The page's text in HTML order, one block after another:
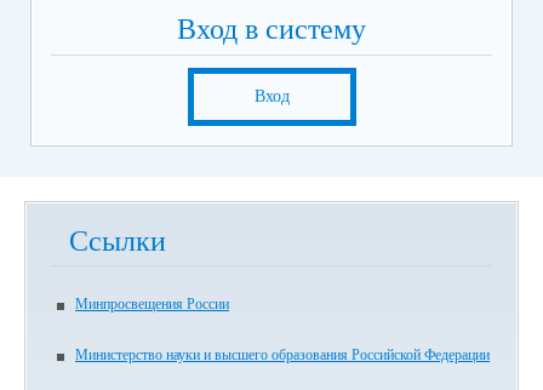
Вход в систему
Вход
Ссылки
Минпросвещения России
Министерство науки и высшего образования Российской Федерации